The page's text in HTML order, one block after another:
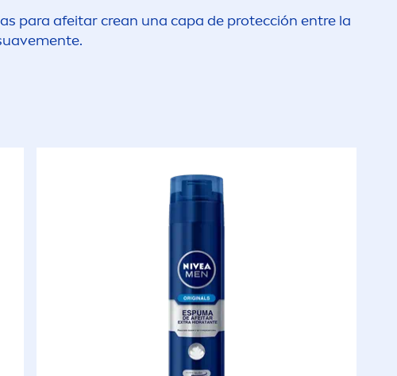
para afeitar crean una capa de protección entre la
mente.